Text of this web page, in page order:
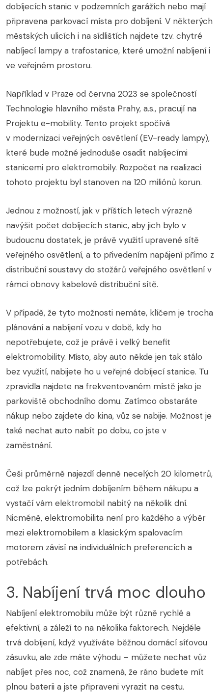
dobíjecích stanic v podzemních garážích nebo mají
připravena parkovací místa pro dobíjení. V některých
městských ulicích i na sídlištích najdete tzv. chytré
nabíjecí lampy a trafostanice, které umožní nabíjení i
ve veřejném prostoru.
Například v Praze od června 2023 se společností
Technologie hlavního města Prahy, a.s., pracují na
Projektu e-mobility. Tento projekt spočívá
v modernizaci veřejných osvětlení (EV-ready lampy),
které bude možné jednoduše osadit nabíjecími
stanicemi pro elektromobily. Rozpočet na realizaci
tohoto projektu byl stanoven na 120 miliónů korun.
Jednou z možností, jak v příštích letech výrazně
navýšit počet dobíjecích stanic, aby jich bylo v
budoucnu dostatek, je právě využití upravené sítě
veřejného osvětlení, a to přivedením napájení přímo z
distribuční soustavy do stožárů veřejného osvětlení v
rámci obnovy kabelové distribuční sítě.
V případě, že tyto možnosti nemáte, klíčem je trocha
plánování a nabíjení vozu v době, kdy ho
nepotřebujete, což je právě i velký benefit
elektromobility. Místo, aby auto někde jen tak stálo
bez využití, nabijete ho u veřejné dobíjecí stanice. Tu
zpravidla najdete na frekventovaném místě jako je
parkoviště obchodního domu. Zatímco obstaráte
nákup nebo zajdete do kina, vůz se nabije. Možnost je
také nechat auto nabít po dobu, co jste v
zaměstnání.
Češi průměrně najezdí denně necelých 20 kilometrů,
což lze pokrýt jedním dobíjením během nákupu a
vystačí vám elektromobil nabitý na několik dní.
Nicméně, elektromobilita není pro každého a výběr
mezi elektromobilem a klasickým spalovacím
motorem závisí na individuálních preferencích a
potřebách.
3. Nabíjení trvá moc dlouho
Nabíjení elektromobilu může být různě rychlé a
efektivní, a záleží to na několika faktorech. Nejdéle
trvá dobíjení, když využíváte běžnou domácí síťovou
zásuvku, ale zde máte výhodu – můžete nechat vůz
nabíjet přes noc, což znamená, že ráno budete mít
plnou baterii a jste připraveni vyrazit na cestu.